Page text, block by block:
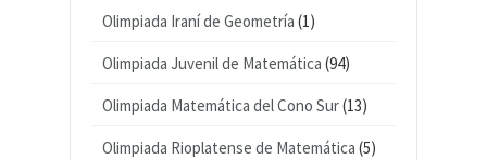
Olimpiada Iraní de Geometría (1)
Olimpiada Juvenil de Matemática (94)
Olimpiada Matemática del Cono Sur(13)
Olimpiada Rioplatense de Matemática (5)